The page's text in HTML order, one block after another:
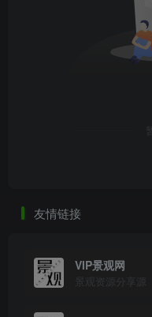
友情链接
VIP景观网
景观资源分享源